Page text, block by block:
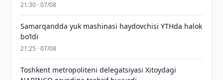
21:30 · 07/08
Samarqandda yuk mashinasi haydovchisi YTHda halok
bo‘ldi
21:25 · 07/08
Toshkent metropoliteni delegatsiyasi Xitoydagi